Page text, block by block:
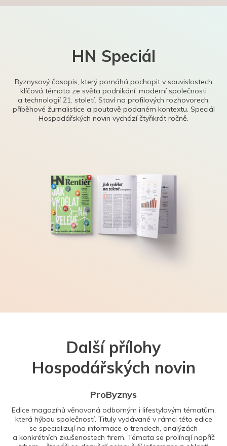
HN Speciál
Byznysový časopis, který pomáhá pochopit v souvislostech
klíčová témata ze světa podnikání, moderní společnosti
a technologií 21. století. Staví na profilových rozhovorech,
příběhové žurnalistice a poutavě podaném kontextu. Speciál
Hospodářských novin vychází čtyřikrát ročně.
Další přílohy
Hospodářských novin
ProByznys
Edice magazínů věnovaná odborným i lifestylovým tématům,
která hýbou společností. Tituly vydávané v rámci této edice
se specializují na informace o trendech, analýzách
a konkrétních zkušenostech firem. Témata se prolínají napříč